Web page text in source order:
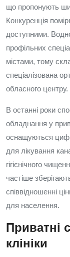
що пропонують
Конкуренція
доступними.
профільних
містами, тому
спеціалізована
обласного центру.
В останні роки
обладнання у
оснащуються
для лікування
гігієнічного
частіше
співвідношенні
для населення.
Приватні
клініки